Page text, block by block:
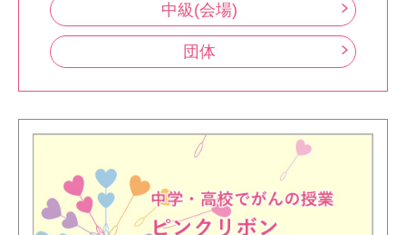
中級(会場)
団体